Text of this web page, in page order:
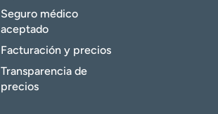
Seguro médico
aceptado
Facturación y precios
Transparencia de
precios